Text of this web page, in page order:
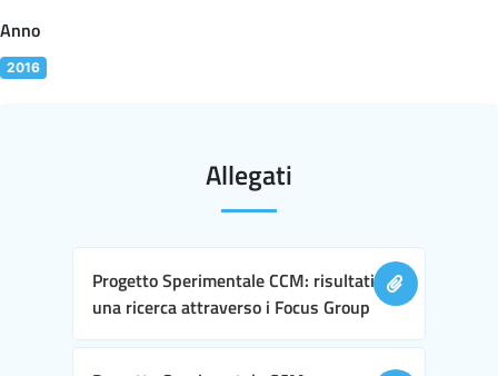
Anno
2016
Allegati
Progetto Sperimentale CCM: risultati di
una ricerca attraverso i Focus Group